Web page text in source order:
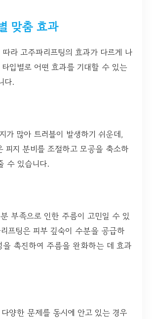
맞춤 효과
라 고주파리프팅의 효과가 다르게 나
입별로 어떤 효과를 기대할 수 있는
다.
가 많아 트러블이 발생하기 쉬운데,
피지 분비를 조절하고 모공을 축소하
수 있습니다.
부족으로 인한 주름이 고민일 수 있
프팅은 피부 깊숙이 수분을 공급하
을 촉진하여 주름을 완화하는 데 효과
양한 문제를 동시에 안고 있는 경우